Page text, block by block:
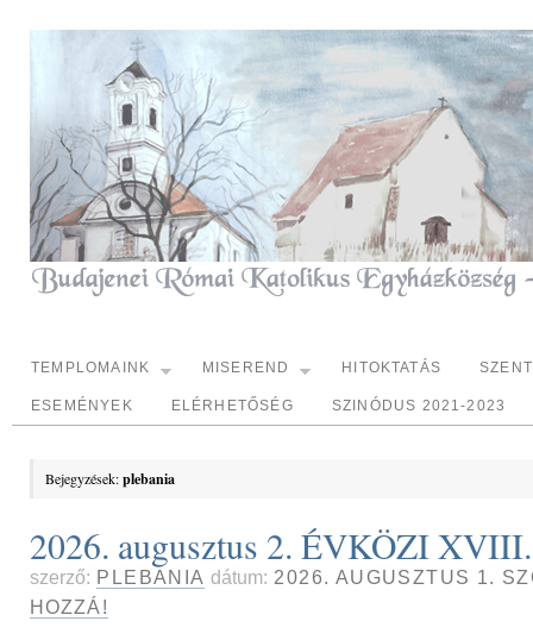
TEMPLOMAINK MISEREND HITOKTATÁS
ESEMÉNYEK ELÉRHETŐSÉG SZINÓDUS 2021-2023
Bejegyzések:plebania
2026. augusztus 2. ÉVKÖZI
szerző: PLEBANIA dátum: 2026. AUGUSZTUS 1.
HOZZÁ!